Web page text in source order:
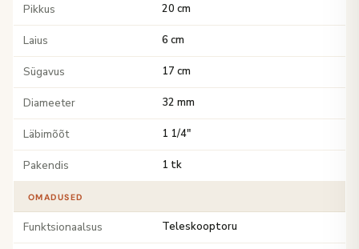
Pikkus 20 cm
Laius 6 cm
Sügavus 17 cm
Diameeter 32 mm
Läbimõõt 1 1/4"
Pakendis 1 tk
OMADUSED
Funktsionaalsus Teleskooptoru